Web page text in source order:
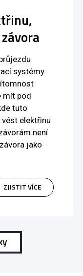
systémy
mít pod
tuto
elektřinu
není
jako
ZJISTIT VÍCE